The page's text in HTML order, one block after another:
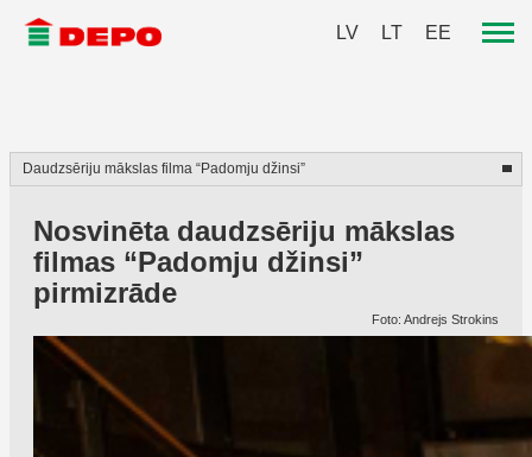
LV LT EE
Nosvinēta daudzsēriju mākslas
filmas “Padomju džinsi”
pirmizrāde
Foto: Andrejs Strokins